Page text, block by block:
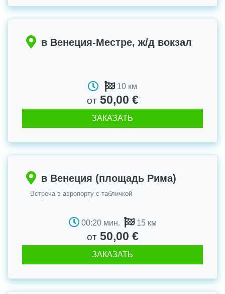
в Венеция-Местре, ж/д вокзал
10 км
от 50,00 €
ЗАКАЗАТЬ
в Венеция (площадь Рима)
Встреча в аэропорту с табличкой
00:20 мин. 15 км
от 50,00 €
ЗАКАЗАТЬ